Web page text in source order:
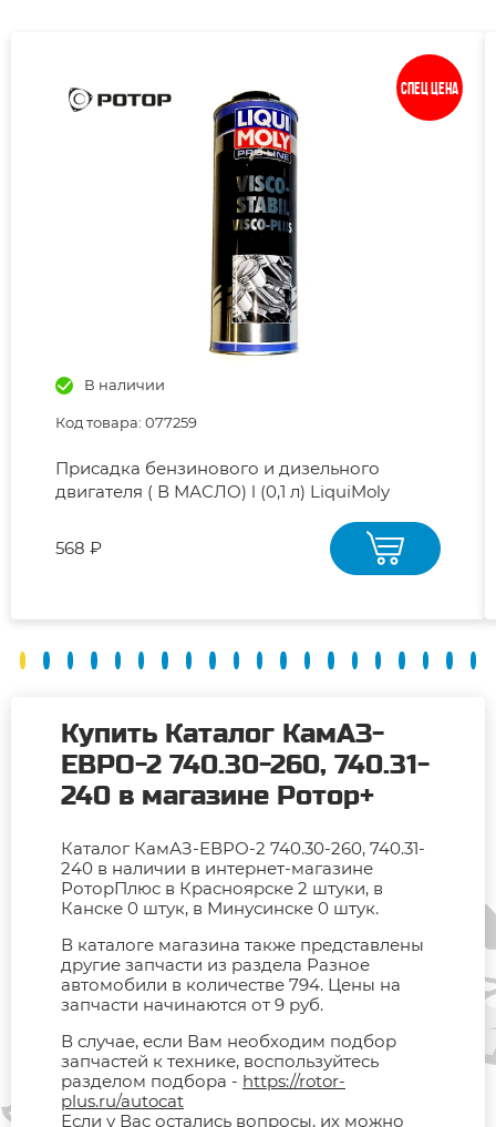
Спец цена
В наличии
Код товара: 077259
Присадка бензинового и дизельного
двигателя ( В МАСЛО) l (0,1 л) LiquiMoly
568 ₽
Купить Каталог КамАЗ-
ЕВРО-2 740.30-260, 740.31-
240 в магазине Ротор+
Каталог КамАЗ-ЕВРО-2 740.30-260, 740.31-
240 в наличии в интернет-магазине
РоторПлюс в Красноярске 2 штуки, в
Канске 0 штук, в Минусинске 0 штук.
В каталоге магазина также представлены
другие запчасти из раздела Разное
автомобили в количестве 794. Цены на
запчасти начинаются от 9 руб.
В случае, если Вам необходим подбор
запчастей к технике, воспользуйтесь
разделом подбора - https://rotor-
plus.ru/autocat
Если у Вас остались вопросы, их можно